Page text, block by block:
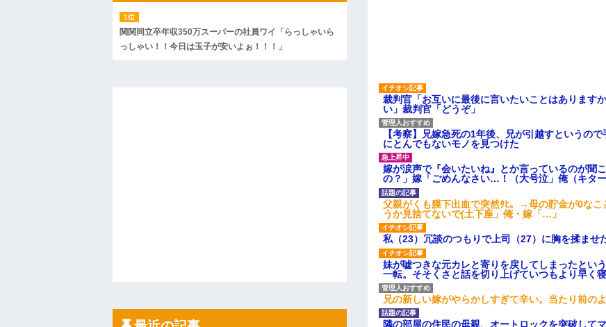
ｗｗｗｗｗｗｗｗｗｗ
【愕然】白のクラウン俺氏、高速道路左車線を制限速度で走った結果
wwwwwwwwwwww
裁判官「お互いに最後に言いたいことはあります
い」裁判官「どうぞ」
【考察】兄嫁急死の1年後、兄が引越すというの
にとんでもないモノを見つけた
嫁が涙声で『会いたいね』とか言っているのが聞
の？」嫁「ごめんなさい…！（大号泣」俺（キタ
父親がくも膜下出血で突然ﾀﾋ。→母の貯金が0な
うか見捨てないで(土下座」俺・嫁「…」
私（23）冗談のつもりで上司（27）に胸を揉ませ
妹が嘘つきな元カレと寄りを戻してしまったとい
一転。そそくさと話を切り上げていつもより早
兄の新しい嫁がやらかしすぎて辛い。当たり前の
隣の部屋の住民の母親、オートロックを突破して
関関同立卒年収350万スーパーの社員ワイ「らっしゃいら
っしゃい！！今日は玉子が安いよぉ！！！」